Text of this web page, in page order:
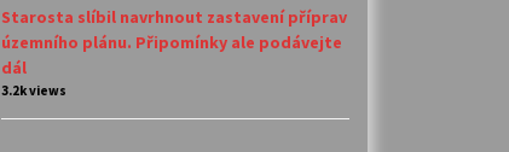
Starosta slíbil navrhnout zastavení příprav
územního plánu. Připomínky ale podávejte
dál
3.2k views